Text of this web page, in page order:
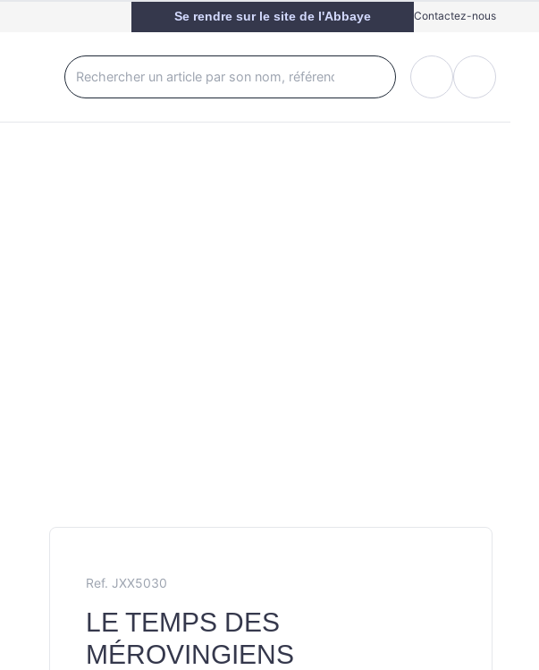
Se rendre sur le site de l'Abbaye Contactez-nous
Ref. JXX5030
LE TEMPS DES
MÉROVINGIENS